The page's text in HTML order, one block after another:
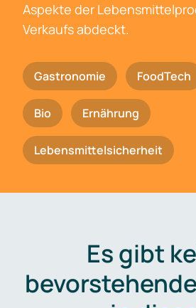
Aspekte der
Verkaufs abdeckt.
Gastronomie FoodTech
Bio Ernährung
Lebensmittelsicherheit
Es gibt